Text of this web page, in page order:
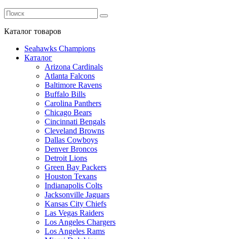
Каталог товаров
Seahawks Champions
Каталог
Arizona Cardinals
Atlanta Falcons
Baltimore Ravens
Buffalo Bills
Carolina Panthers
Chicago Bears
Cincinnati Bengals
Cleveland Browns
Dallas Cowboys
Denver Broncos
Detroit Lions
Green Bay Packers
Houston Texans
Indianapolis Colts
Jacksonville Jaguars
Kansas City Chiefs
Las Vegas Raiders
Los Angeles Chargers
Los Angeles Rams